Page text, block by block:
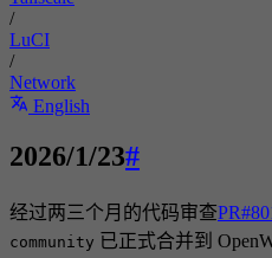
/
LuCI
/
Network
English
2026/1/23#
经过两三个月的代码审查
community 已正式合并到